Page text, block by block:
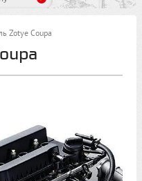
Zotye Coupa